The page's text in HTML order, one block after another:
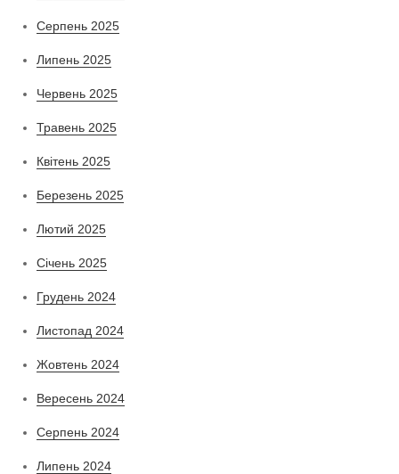
Серпень 2025
Липень 2025
Червень 2025
Травень 2025
Квітень 2025
Березень 2025
Лютий 2025
Січень 2025
Грудень 2024
Листопад 2024
Жовтень 2024
Вересень 2024
Серпень 2024
Липень 2024